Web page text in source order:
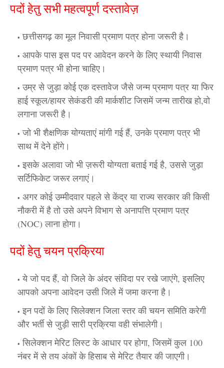
पदों हेतु सभी महत्वपूर्ण दस्तावेज़
छत्तीसगढ़ का मूल निवासी प्रमाण पत्र होना जरूरी है।
आपके पास इस पद पर आवेदन करने के लिए स्थायी निवास
प्रमाण पत्र भी होना चाहिए।
उम्र से जुड़ा कोई एक दस्तावेज जैसे जन्म प्रमाण पत्र या फिर
हाई स्कूल/हायर सेकंडरी की मार्कशीट जिसमें जन्म तारीख हो,वो
लगाना जरूरी है।
जो भी शैक्षणिक योग्यताएं मांगी गई हैं, उनके प्रमाण पत्र भी
साथ में देने होंगे।
इसके अलावा जो भी ज़रूरी योग्यता बताई गई है, उससे जुड़ा
सर्टिफिकेट जरूर लगाएं।
अगर कोई उम्मीदवार पहले से केंद्र या राज्य सरकार की किसी
नौकरी में है तो उसे अपने विभाग से अनापत्ति प्रमाण पत्र
(NOC) लाना होगा।
पदों हेतु चयन प्रक्रिया
ये जो पद हैं, वो जिले के अंदर संविदा पर रखे जाएंगे, इसलिए
आपको अपना आवेदन उसी जिले में जमा करना है।
इन पदों के लिए सिलेक्शन जिला स्तर की चयन समिति करेगी
और भर्ती से जुड़ी सारी प्रक्रिया वही संभालेगी।
सिलेक्शन मेरिट लिस्ट के आधार पर होगा, जिसमें कुल 100
नंबर में से तय अंकों के हिसाब से मेरिट तैयार की जाएगी।